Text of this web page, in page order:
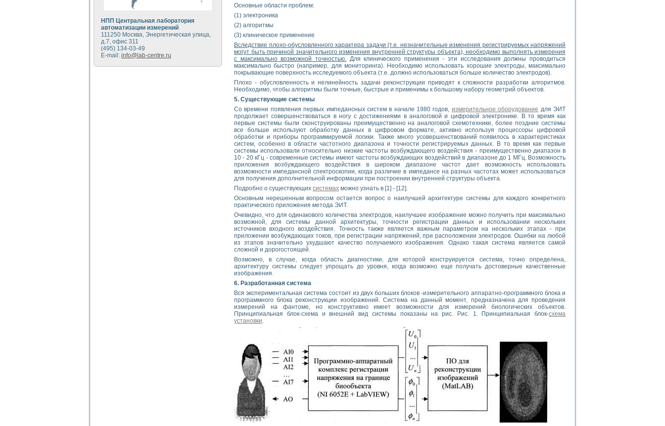
НПП Центральная лаборатория
автоматизации измерений
111250 Москва, Энергетическая улица,
д.7, офис 311
(495) 134-03-49
E-mail: info@lab-centre.ru
Основные области проблем:
(1) электроника
(2) алгоритмы
(3) клиническое применение
Вследствие плохо-обусловленного характера задачи (т.е. незначительные изменения регистрируемых напряжений
могут быть причиной значительного изменения внутренней структуры объекта), необходимо выполнять измерения
с максимально возможной точностью.Для клинического применения - эти исследования должны проводиться
максимально быстро (например, для мониторинга). Необходимо использовать хорошие электроды, максимально
покрывающие поверхность исследуемого объекта (т.е. должно использоваться больше количество электродов).
Плохо - обусловленность и нелинейность задачи реконструкции приводят к сложности разработки алгоритмов.
Необходимо, чтобы алгоритмы были точные, быстрые и применимы к большому набору геометрий объектов.
5. Существующие системы
Со времени появления первых импедансных систем в начале 1980 годов, измерительное оборудование для ЭИТ
продолжает совершенствоваться в ногу с достижениями в аналоговой и цифровой электронике. В то время как
первые системы были сконструированы преимущественно на аналоговой схемотехнике, более поздние системы
все больше используют обработку данных в цифровом формате, активно используя процессоры цифровой
обработки и приборы программируемой логики. Также много усовершенствований появилось в характеристиках
систем, особенно в области частотного диапазона и точности регистрируемых данных. В то время как первые
системы использовали относительно низкие частоты возбуждающего воздействия - преимущественно диапазон в
10 - 20 кГц - современные системы имеют частоты возбуждающих воздействий в диапазоне до 1 МГц. Возможность
приложения возбуждающего воздействия в широком диапазоне частот дает возможность использовать
возможности импедансной спектроскопии, когда различие в импедансе на разных частотах может использоваться
для получения дополнительной информации при построении внутренней структуры объекта.
Подробно о существующих системах можно узнать в [1] - [12].
Основным нерешенным вопросом остается вопрос о наилучшей архитектуре системы для каждого конкретного
практического приложения метода ЭИТ.
Очевидно, что для одинакового количества электродов, наилучшее изображение можно получить при максимально
возможной, для системы данной архитектуры, точности регистрации данных и использовании нескольких
источников входного воздействия. Точность также является важным параметром на нескольких этапах - при
приложении возбуждающих токов, при регистрации напряжений, при расположении электродов. Ошибки на любой
из этапов значительно ухудшают качество получаемого изображения. Однако такая система является самой
сложной и дорогостоящей.
Возможно, в случае, когда область диагностики, для которой конструируется система, точно определена,
архитектуру системы следует упрощать до уровня, когда возможно еще получать достоверные качественные
изображения.
6. Разработанная система
Вся экспериментальная система состоит из двух больших блоков -измерительного аппаратно-программного блока и
программного блока реконструкции изображений. Система на данный момент, предназначена для проведения
измерений на фантоме, но конструктивно имеет возможности для измерений биологических объектов.
Принципиальная блок-схема и внешний вид системы показаны на рис. Рис. 1. Принципиальная блок-схема
установки.